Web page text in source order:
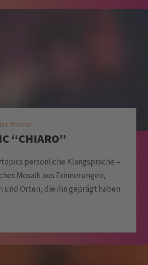
Woche
“CHIARO”
persönliche Klangsprache –
Mosaik aus Erinnerungen,
und Orten, die ihn geprägt haben